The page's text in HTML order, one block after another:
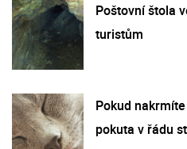
Poštovní štola
turistům
Pokud
pokuta v řádu